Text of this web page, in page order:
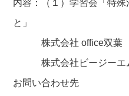
内容：（１）学習会「特
と」
株式会社 office双葉
株式会社ビージーエ
お問い合わせ先